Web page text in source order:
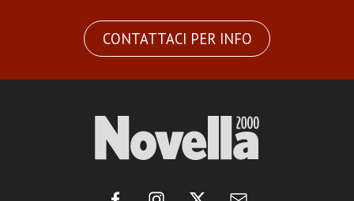
CONTATTACI PER INFO